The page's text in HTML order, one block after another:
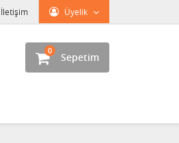
Üyelik
İletişim
Sepetim
0